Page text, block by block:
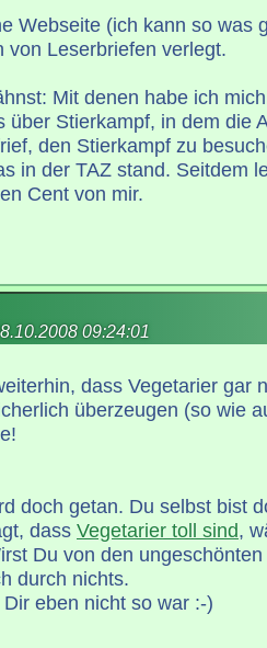
Webseite (ich kann so was
von Leserbriefen verlegt.
Mit denen habe ich
über Stierkampf, in dem die
den Stierkampf zu
in der TAZ stand. Seitdem
Cent von mir.
09:24:01
dass Vegetarier gar
überzeugen (so wie
doch getan. Du selbst bist
dass Vegetarier toll sind,
Du von den
durch nichts.
eben nicht so war :-)